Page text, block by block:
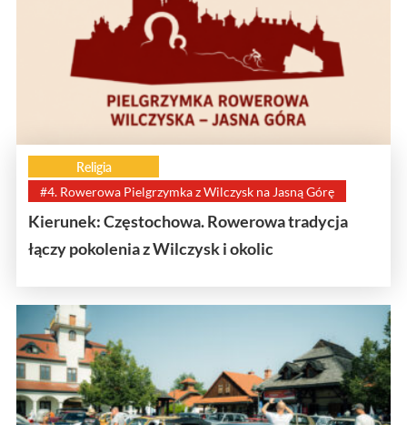
Religia
#4. Rowerowa Pielgrzymka z Wilczysk na Jasną Górę
Kierunek: Częstochowa. Rowerowa tradycja
łączy pokolenia z Wilczysk i okolic